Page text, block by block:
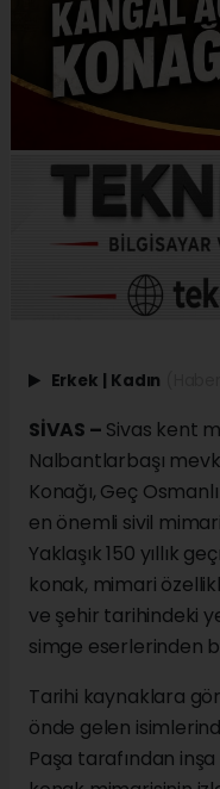
Erkek | Kadın
SİVAS – Sivas kent
Nalbantlarbaşı
Konağı, Geç
en önemli sivil
Yaklaşık 150 yıllık
konak, mimari
ve şehir tarihindeki
simge eserlerinden
Tarihi kaynaklara
önde gelen
Paşa tarafından